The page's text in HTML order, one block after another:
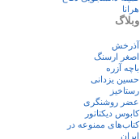
هرانا
وبلاگ
آذرخش
اصغر ارسنگ
باچه آزره
حسین یزدانی
رستاخیز
عضر روشنگری
کابوس دیکتاتور
کتاب‌های ممنوعه در
ایران